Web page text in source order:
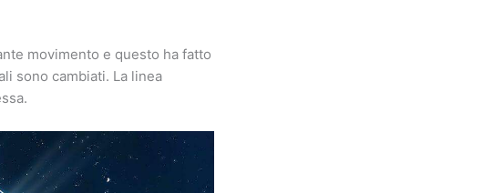
movimento e questo ha fatto
sono cambiati. La linea